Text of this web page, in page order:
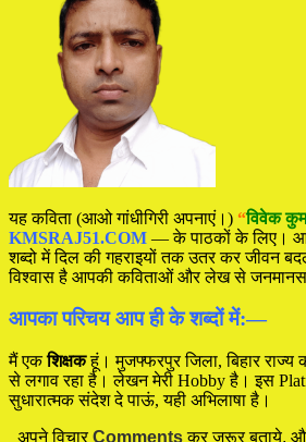
यह कविता (आओ गांधीगिरी अपनाएं।) “विवेक
KMSRAJ51.COM — के पाठकों के लिए।
शब्दो में दिल की गहराइयों तक उतर कर जीवन
विश्वास है आपकी कविताओं और लेख से जनमानस
आपका परिचय आप ही के शब्दों में:—
मैं एकशिक्षकहूं। मुजफ्फरपुर जिला, बिहार राज्य
से लगाव रहा है। लेखन मेरी Hobby है। इस
सुधारात्मक संदेश दे पाऊं, यही अभिलाषा है।
अपने विचारCommentsकर जरूर बताये,